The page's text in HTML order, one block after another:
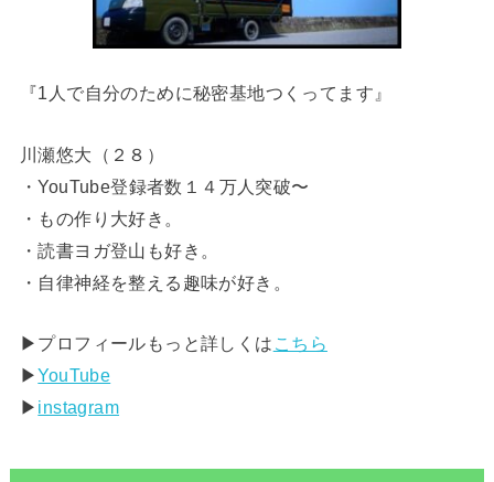
『1人で自分のために秘密基地つくってます』
川瀬悠大（２８）
・YouTube登録者数１４万人突破〜
・もの作り大好き。
・読書ヨガ登山も好き。
・自律神経を整える趣味が好き。
▶︎プロフィールもっと詳しくは こちら
▶︎YouTube
▶︎ instagram